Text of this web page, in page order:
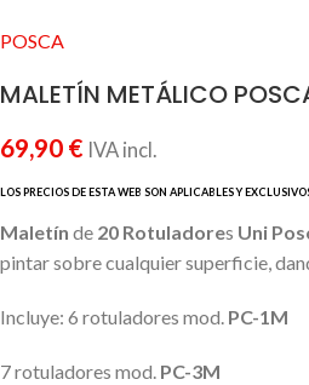
POSCA
MALETÍN METÁLICO
69,90 € IVA incl.
Maletín de 20 Rotuladores Uni
pintar sobre cualquier superficie,
Incluye: 6 rotuladores mod. PC-1M
7 rotuladores mod. PC-3M